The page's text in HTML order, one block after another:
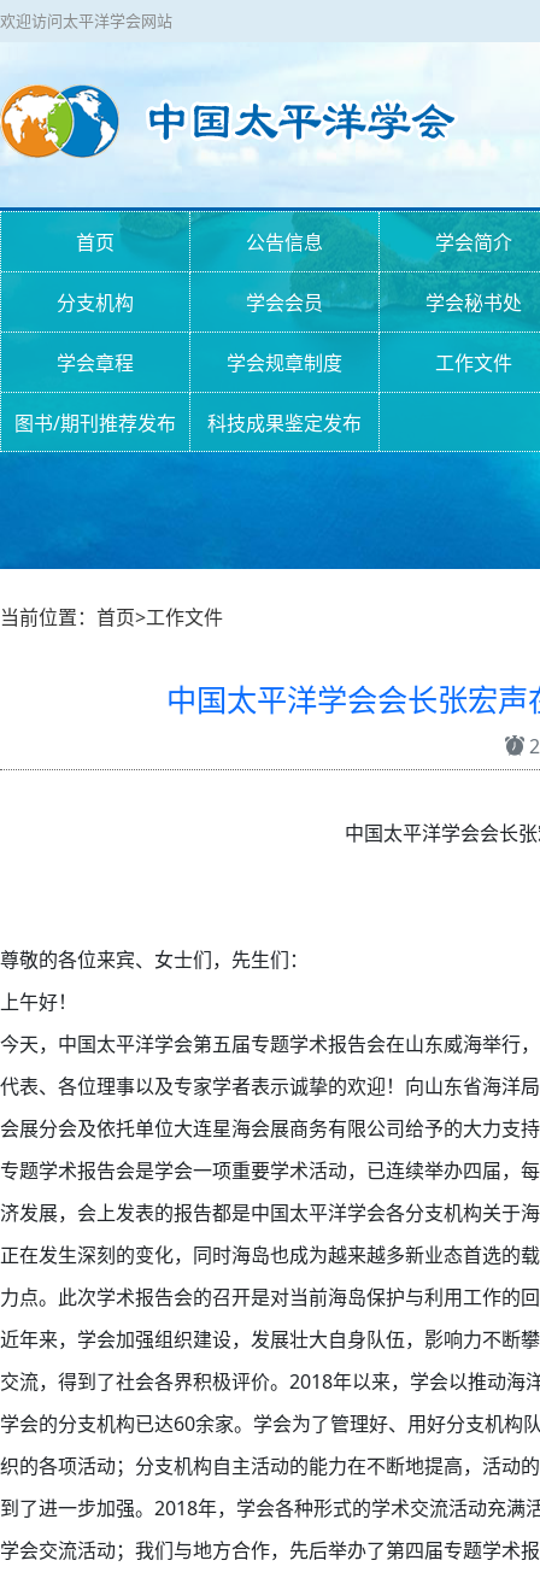
欢迎访问太平洋学会网站
首页 公告信息 学会简介
分支机构 学会会员 学会秘书处
学会章程 学会规章制度 工作文件
图书/期刊推荐发布 科技成果鉴定发布
当前位置：首页>工作文件
中国太平洋学会会长张宏
中国太平洋学会会长
尊敬的各位来宾、女士们，先生们：
上午好！
今天，中国太平洋学会第五届专题学术报告会在山东威海举行
代表、各位理事以及专家学者表示诚挚的欢迎！向山东省海洋
会展分会及依托单位大连星海会展商务有限公司给予的大力支
专题学术报告会是学会一项重要学术活动，已连续举办四届，
济发展，会上发表的报告都是中国太平洋学会各分支机构关于
正在发生深刻的变化，同时海岛也成为越来越多新业态首选的
力点。此次学术报告会的召开是对当前海岛保护与利用工作的
近年来，学会加强组织建设，发展壮大自身队伍，影响力不断
交流，得到了社会各界积极评价。2018年以来，学会以推动
学会的分支机构已达60余家。学会为了管理好、用好分支机
织的各项活动；分支机构自主活动的能力在不断地提高，活动
到了进一步加强。2018年，学会各种形式的学术交流活动充
学会交流活动；我们与地方合作，先后举办了第四届专题学术